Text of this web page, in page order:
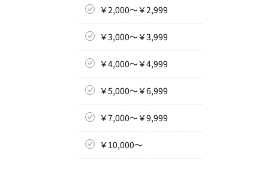
￥2,000～￥2,999
￥3,000～￥3,999
￥4,000～￥4,999
￥5,000～￥6,999
￥7,000～￥9,999
￥10,000～